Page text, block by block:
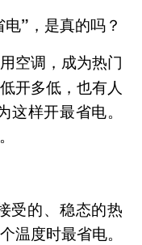
”，是真的吗？
空调，成为热门
开多低，也有人
样开最省电。
的、稳态的热
温度时最省电。